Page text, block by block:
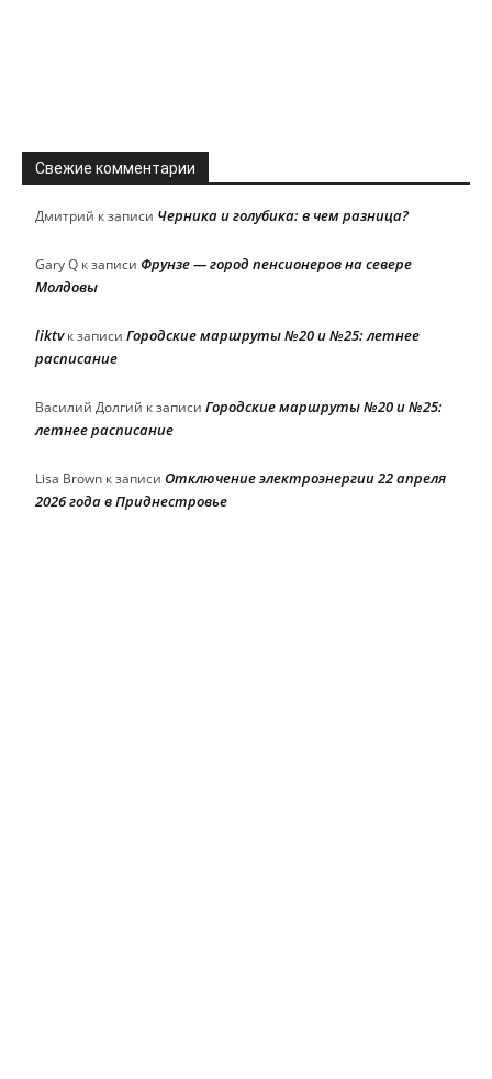
Свежие комментарии
Дмитрий к записи Черника и голубика: в чем разница?
Gary Q к записи Фрунзе — город пенсионеров на севере
Молдовы
liktvк записи Городские маршруты №20 и №25: летнее
расписание
Василий Долгий к записи Городские маршруты №20 и №25:
летнее расписание
Lisa Brown к записи Отключение электроэнергии 22 апреля
2026 года в Приднестровье